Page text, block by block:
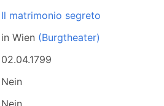
Il matrimonio segreto
inWien (Burgtheater)
02.04.1799
Nein
Nein